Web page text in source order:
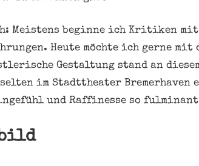
Meistens beginne ich Kritiken
Heute möchte ich gerne mit
Gestaltung stand an
selten im Stadttheater
und Raffinesse so fulminant